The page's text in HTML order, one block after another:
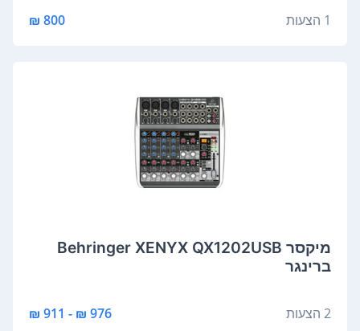
1 הצעות 800 ₪
‏מיקסר Behringer XENYX QX1202USB
ברינגר
2 הצעות 976 ₪ - 911 ₪